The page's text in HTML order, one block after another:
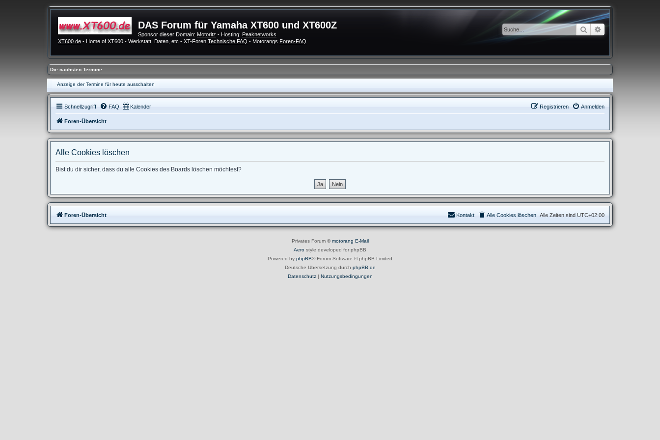
DAS Forum für Yamaha XT600 und XT600Z
Sponsor dieser Domain: Motoritz - Hosting: Peaknetworks
XT600.de - Home of XT600 - Werkstatt, Daten, etc - XT-Foren Technische FAQ - Motorangs Foren-FAQ
Suche Erweiterte Suche
Die nächsten Termine
Anzeige der Termine für heute ausschalten
Schnellzugriff FAQ Kalender Anmelden
Registrieren
Foren-Übersicht
Alle Cookies löschen
Bist du dir sicher, dass du alle Cookies des Boards löschen möchtest?
Foren-Übersicht Alle Zeiten sind UTC+02:00
Alle Cookies löschen
Kontakt
Privates Forum ©motorang E-Mail
Aero style developed for phpBB
Powered by phpBB® Forum Software © phpBB Limited
Deutsche Übersetzung durch phpBB.de
Datenschutz| Nutzungsbedingungen